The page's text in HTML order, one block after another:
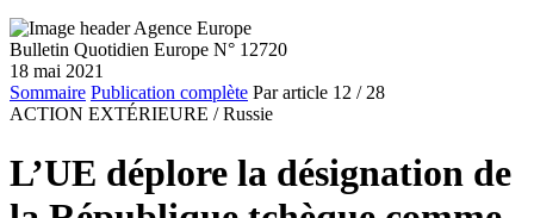
Bulletin Quotidien Europe N° 12720
18 mai 2021
Sommaire Publication complète Par article 12 / 28
ACTION EXTÉRIEURE / Russie
L’UE déplore la désignation de